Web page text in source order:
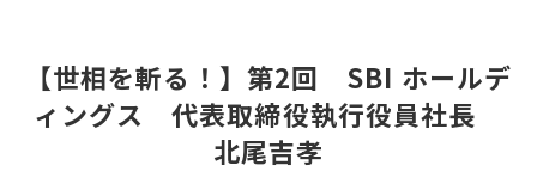
【世相を斬る！】第2回 SBI ホールデ
ィングス 代表取締役執行役員社長
北尾吉孝